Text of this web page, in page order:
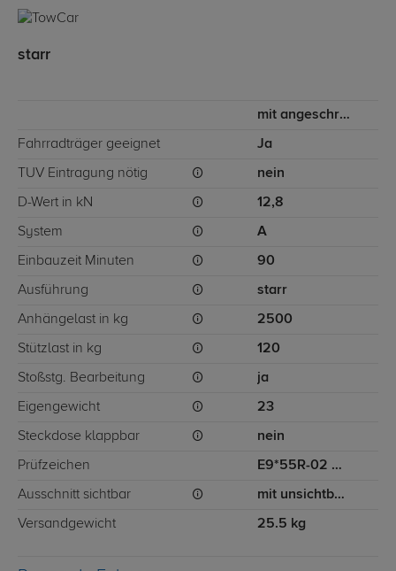
starr
mit angeschraubtem Kugelkopf
Fahrradträger geeignet Ja
TÜV Eintragung nötig nein
D-Wert in kN 12,8
System A
Einbauzeit Minuten 90
Ausführung starr
Anhängelast in kg 2500
Stützlast in kg 120
Stoßstg. Bearbeitung ja
Eigengewicht 23
Steckdose klappbar nein
Prüfzeichen E9*55R-02 2708
Ausschnitt sichtbar mit unsichtbarem Ausschnitt für Stoßstange
Versandgewicht 25.5 kg